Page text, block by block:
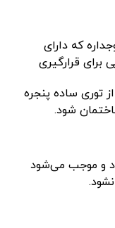
که دارای
قرارگیری
توری ساده پنجره
شود.
و موجب می‌شود